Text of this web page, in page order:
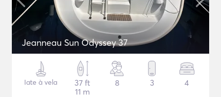
Jeanneau Sun Odyssey 37
Iate à vela
37 ft
11 m
8 3 4